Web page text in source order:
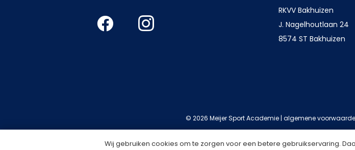
RKVV Bakhuizen
J. Nagelhoutlaan 24
8574 ST Bakhuizen
© 2026 Meijer Sport Academie | algemene
Wij gebruiken cookies om te zorgen voor een betere gebruikservaring.